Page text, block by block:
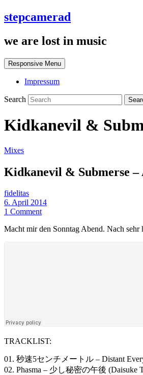
stepcamerad
we are lost in music
Responsive Menu
Impressum
Search
Kidkanevil &
Mixes
Kidkanevil & Submerse
fidelitas
6. April 2014
1 Comment
Macht mir den Sonntag Abend. Nach
TRACKLIST:
01. 秒速5センチメートル – Distant
02. Phasma – 少し秘密の午後 (Daisuke